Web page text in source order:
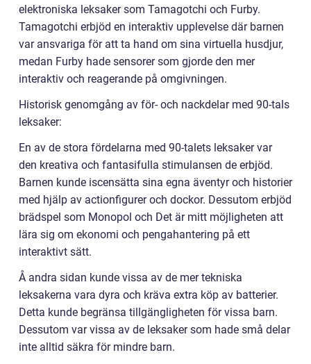
elektroniska leksaker som Tamagotchi och Furby.
Tamagotchi erbjöd en interaktiv upplevelse där barnen
var ansvariga för att ta hand om sina virtuella husdjur,
medan Furby hade sensorer som gjorde den mer
interaktiv och reagerande på omgivningen.
Historisk genomgång av för- och nackdelar med 90-tals
leksaker:
En av de stora fördelarna med 90-talets leksaker var
den kreativa och fantasifulla stimulansen de erbjöd.
Barnen kunde iscensätta sina egna äventyr och historier
med hjälp av actionfigurer och dockor. Dessutom erbjöd
brädspel som Monopol och Det är mitt möjligheten att
lära sig om ekonomi och pengahantering på ett
interaktivt sätt.
Å andra sidan kunde vissa av de mer tekniska
leksakerna vara dyra och kräva extra köp av batterier.
Detta kunde begränsa tillgängligheten för vissa barn.
Dessutom var vissa av de leksaker som hade små delar
inte alltid säkra för mindre barn.